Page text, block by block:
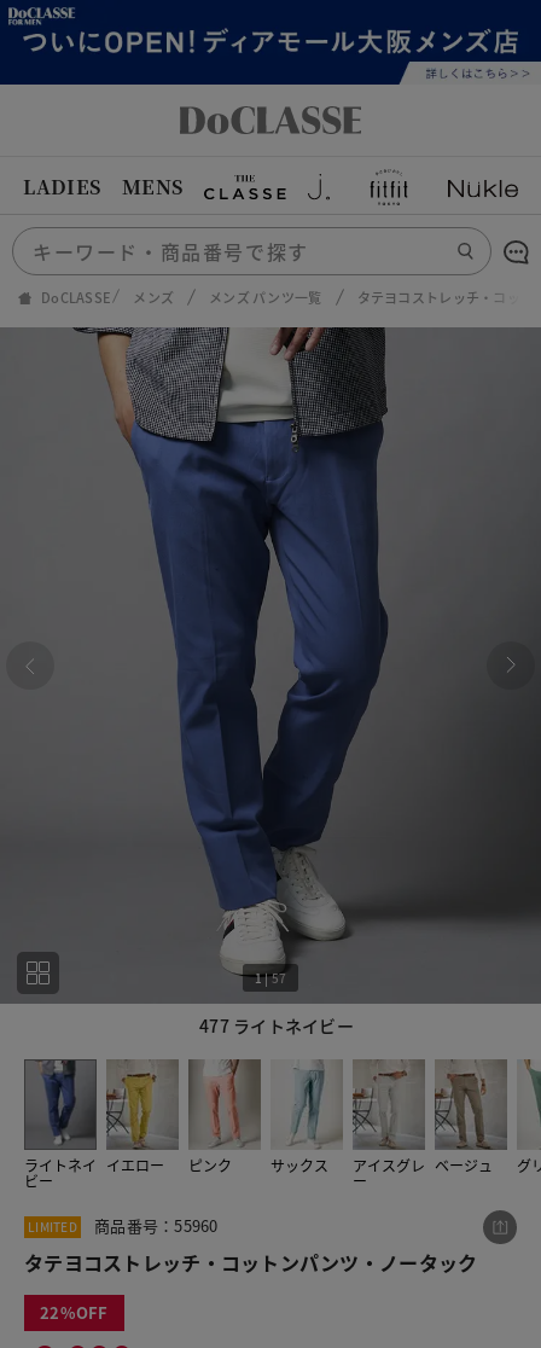
LADIES MENS
DoCLASSE メンズ メンズ パンツ一覧 タテヨコストレッチ・コッ
477 ライトネイビー
1|57
ライトネイ
ビー
イエロー ピンク サックス アイスグレ
ー
ベージュ グ
1
LIMITED 商品番号：55960
タテヨコストレッチ・コットンパンツ・ノータック
22
この商品をシェアする
タテヨコストレッチ・コットンパンツ・ノータック
¥6,990 税込¥7,689